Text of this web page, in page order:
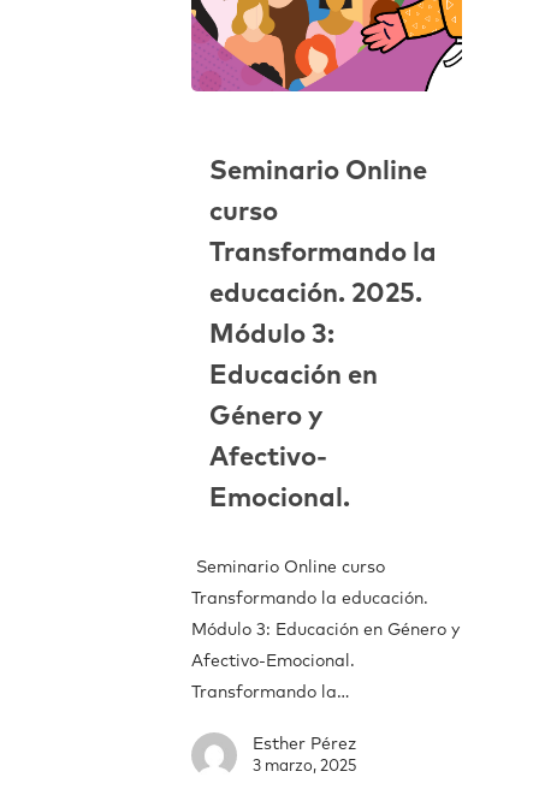
Seminario Online
curso
Transformando la
educación. 2025.
Módulo 3:
Educación en
Género y
Afectivo-
Emocional.
Seminario Online curso
Transformando la educación.
Módulo 3: Educación en Género y
Afectivo-Emocional.
Transformando la…
Esther Pérez
3 marzo, 2025